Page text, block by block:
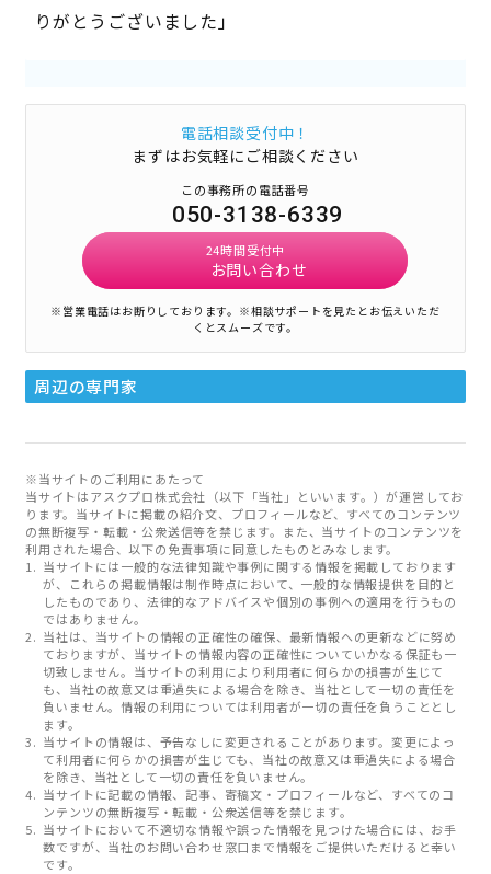
りがとうございました」
電話相談受付中！
まずはお気軽にご相談ください
この事務所の電話番号
050-3138-6339
24時間受付中
お問い合わせ
※営業電話はお断りしております。 ※相談サポートを見たとお伝えいただ
くとスムーズです。
周辺の専門家
※当サイトのご利用にあたって
当サイトはアスクプロ株式会社（以下「当社」といいます。）が運営してお
ります。当サイトに掲載の紹介文、プロフィールなど、すべてのコンテンツ
の無断複写・転載・公衆送信等を禁じます。また、当サイトのコンテンツを
利用された場合、以下の免責事項に同意したものとみなします。
当サイトには一般的な法律知識や事例に関する情報を掲載しております
が、これらの掲載情報は制作時点において、一般的な情報提供を目的と
したものであり、法律的なアドバイスや個別の事例への適用を行うもの
ではありません。
当社は、当サイトの情報の正確性の確保、最新情報への更新などに努め
ておりますが、当サイトの情報内容の正確性についていかなる保証も一
切致しません。当サイトの利用により利用者に何らかの損害が生じて
も、当社の故意又は重過失による場合を除き、当社として一切の責任を
負いません。情報の利用については利用者が一切の責任を負うこととし
ます。
当サイトの情報は、予告なしに変更されることがあります。変更によっ
て利用者に何らかの損害が生じても、当社の故意又は重過失による場合
を除き、当社として一切の責任を負いません。
当サイトに記載の情報、記事、寄稿文・プロフィールなど、すべてのコ
ンテンツの無断複写・転載・公衆送信等を禁じます。
当サイトにおいて不適切な情報や誤った情報を見つけた場合には、お手
数ですが、当社のお問い合わせ窓口まで情報をご提供いただけると幸い
です。